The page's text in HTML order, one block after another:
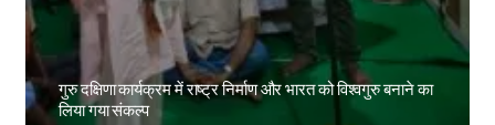
गुरु दक्षिणा कार्यक्रम में राष्ट्र निर्माण और भारत को विश्वगुरु बनाने का
लिया गया संकल्प